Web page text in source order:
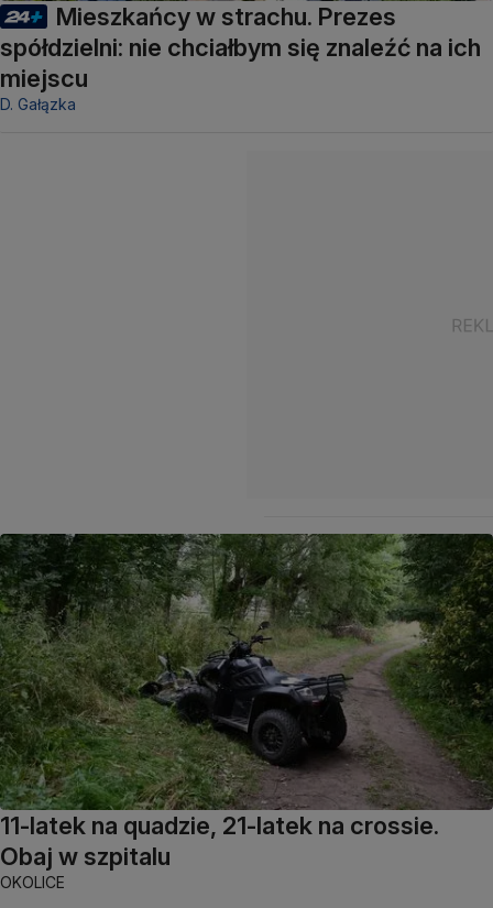
Mieszkańcy w strachu. Prezes
spółdzielni: nie chciałbym się znaleźć na ich
miejscu
D. Gałązka
11-latek na quadzie, 21-latek na crossie.
Obaj w szpitalu
OKOLICE